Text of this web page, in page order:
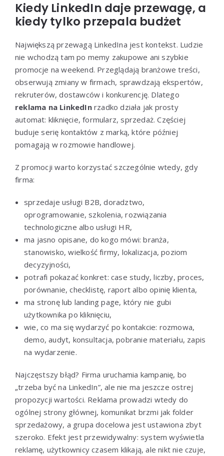
Kiedy LinkedIn daje przewagę, a
kiedy tylko przepala budżet
Największą przewagą LinkedIna jest kontekst. Ludzie
nie wchodzą tam po memy zakupowe ani szybkie
promocje na weekend. Przeglądają branżowe treści,
obserwują zmiany w firmach, sprawdzają ekspertów,
rekruterów, dostawców i konkurencję. Dlatego
reklama na LinkedInrzadko działa jak prosty
automat: kliknięcie, formularz, sprzedaż. Częściej
buduje serię kontaktów z marką, które później
pomagają w rozmowie handlowej.
Z promocji warto korzystać szczególnie wtedy, gdy
firma:
sprzedaje usługi B2B, doradztwo,
oprogramowanie, szkolenia, rozwiązania
technologiczne albo usługi HR,
ma jasno opisane, do kogo mówi: branża,
stanowisko, wielkość firmy, lokalizacja, poziom
decyzyjności,
potrafi pokazać konkret: case study, liczby, proces,
porównanie, checklistę, raport albo opinię klienta,
ma stronę lub landing page, który nie gubi
użytkownika po kliknięciu,
wie, co ma się wydarzyć po kontakcie: rozmowa,
demo, audyt, konsultacja, pobranie materiału, zapis
na wydarzenie.
Najczęstszy błąd? Firma uruchamia kampanię, bo
„trzeba być na LinkedIn”, ale nie ma jeszcze ostrej
propozycji wartości. Reklama prowadzi wtedy do
ogólnej strony głównej, komunikat brzmi jak folder
sprzedażowy, a grupa docelowa jest ustawiona zbyt
szeroko. Efekt jest przewidywalny: system wyświetla
reklamę, użytkownicy czasem klikają, ale nikt nie czuje,